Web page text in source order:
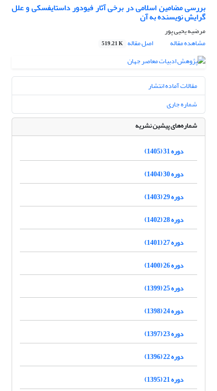
بررسی مضامین اسلامی در برخی آثار فیودور داستایفسکی و علل
گرایش نویسنده به آن
مرضیه یحیی پور
مشاهده مقاله
اصل مقاله 519.21 K
مقالات آماده انتشار
شماره جاری
شماره‌های پیشین نشریه
دوره 31 (1405)
دوره 30 (1404)
دوره 29 (1403)
دوره 28 (1402)
دوره 27 (1401)
دوره 26 (1400)
دوره 25 (1399)
دوره 24 (1398)
دوره 23 (1397)
دوره 22 (1396)
دوره 21 (1395)